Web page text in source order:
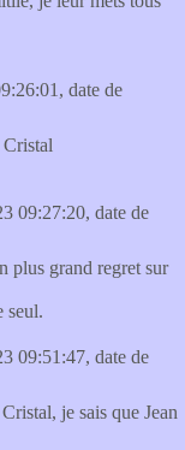
date de
09:27:20, date de
plus grand regret sur
09:51:47, date de
je sais que Jean